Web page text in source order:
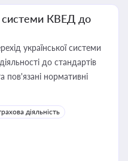
системи КВЕД до
української системи
до стандартів
пов'язані нормативні
діяльність